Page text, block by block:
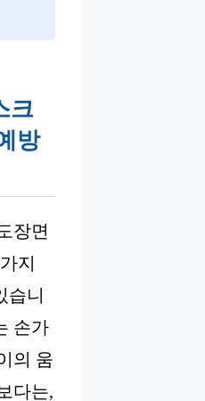
크
방
장면
지
습니
손가
의 움
다는,